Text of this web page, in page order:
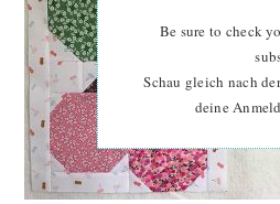
Be sure to check
Schau gleich nach
deine